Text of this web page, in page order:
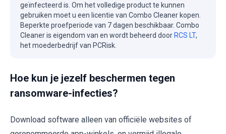
geïnfecteerd is. Om het volledige product te kunnen
gebruiken moet u een licentie van Combo Cleaner kopen.
Beperkte proefperiode van 7 dagen beschikbaar. Combo
Cleaner is eigendom van en wordt beheerd door RCS LT,
het moederbedrijf van PCRisk.
Hoe kun je jezelf beschermen tegen
ransomware-infecties?
Download software alleen van officiële websites of